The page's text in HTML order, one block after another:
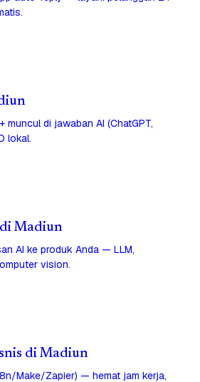
muncul di jawaban AI (ChatGPT,
lokal.
di Madiun
AI ke produk Anda — LLM,
vision.
di Madiun
Make/Zapier) — hemat jam kerja,